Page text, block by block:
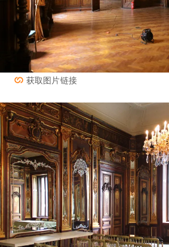
获取图片链接